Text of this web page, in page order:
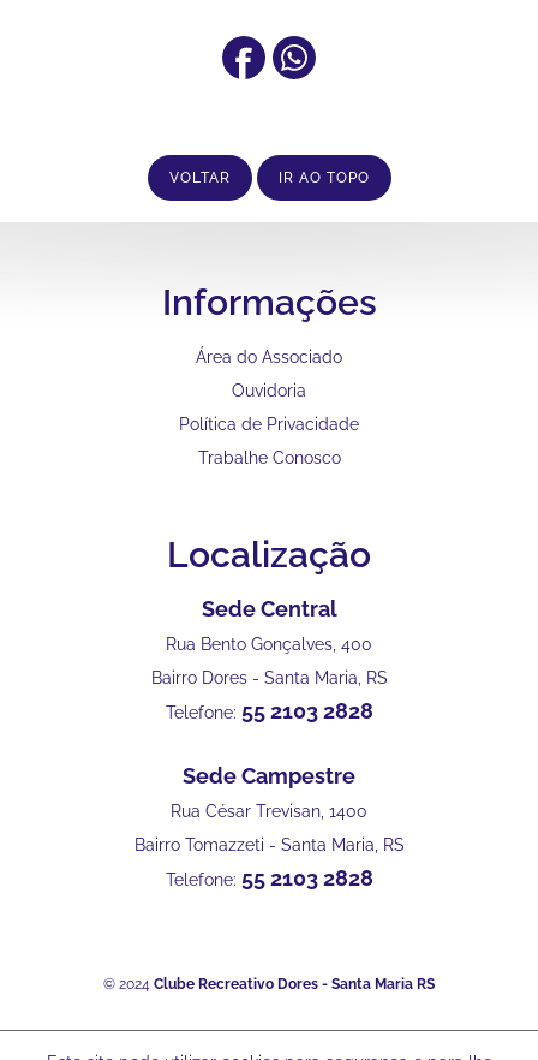
VOLTAR IR AO TOPO
Informações
Área do Associado
Ouvidoria
Política de Privacidade
Trabalhe Conosco
Localização
Sede Central
Rua Bento Gonçalves, 400
Bairro Dores - Santa Maria, RS
Telefone: 55 2103 2828
Sede Campestre
Rua César Trevisan, 1400
Bairro Tomazzeti - Santa Maria, RS
Telefone: 55 2103 2828
© 2024 Clube Recreativo Dores - Santa Maria RS